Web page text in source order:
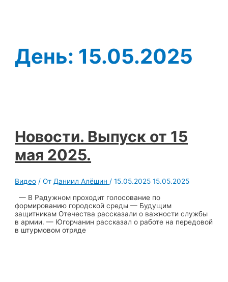
День: 15.05.2025
Новости. Выпуск от 15
мая 2025.
Видео / От Даниил Алёшин /15.05.2025 15.05.2025
— В Радужном проходит голосование по
формированию городской среды — Будущим
защитникам Отечества рассказали о важности службы
в армии. — Югорчанин рассказал о работе на передовой
в штурмовом отряде